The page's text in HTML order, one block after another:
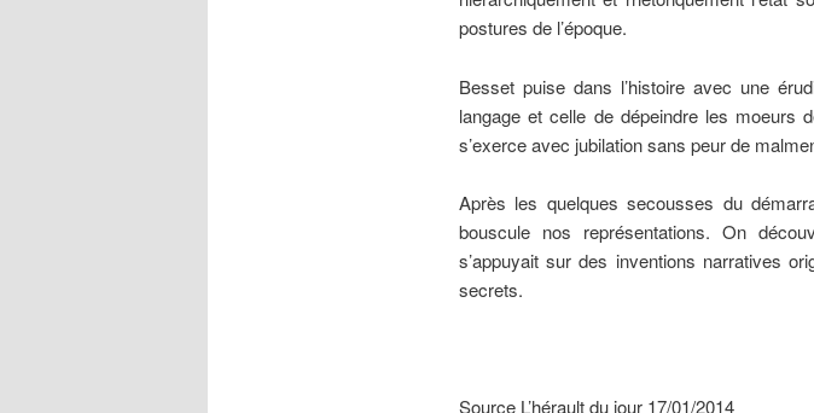
postures de l’époque.
Besset puise dans l’histoire avec une
langage et celle de dépeindre les moeurs
s’exerce avec jubilation sans peur de
Après les quelques secousses du
bouscule nos représentations. On
s’appuyait sur des inventions narratives
secrets.
Source L’hérault du jour 17/01/2014